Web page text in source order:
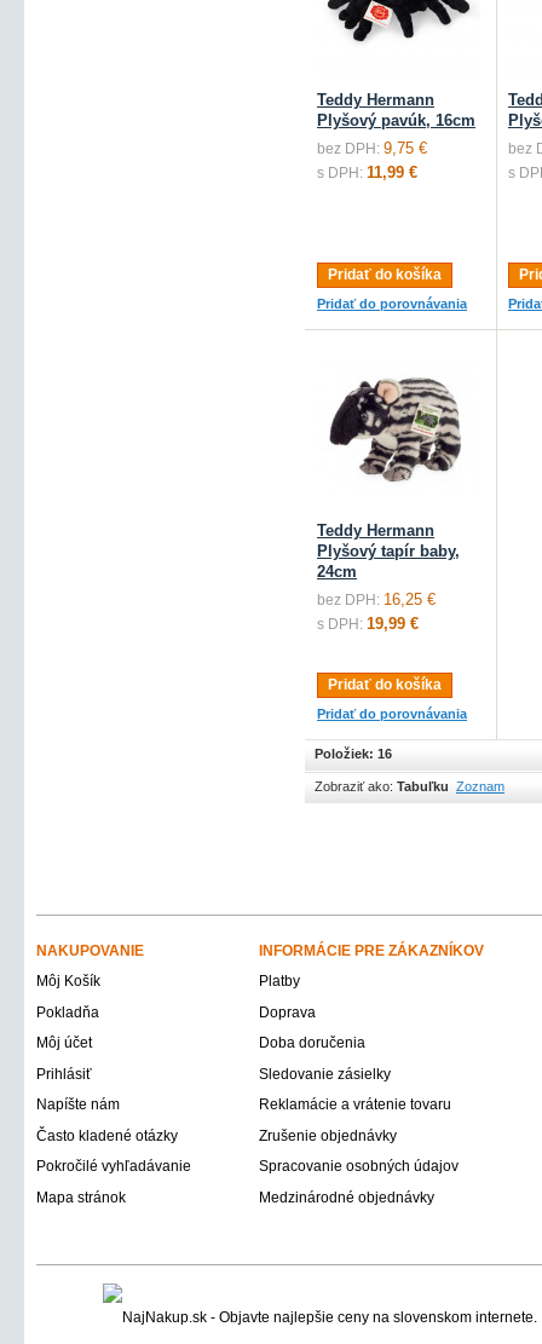
Teddy Hermann
Plyšový pavúk, 16cm
bez DPH: 9,75 €
s DPH: 11,99 €
Pridať do košíka
Pridať do porovnávania
bez
s
Teddy Hermann
Plyšový tapír baby,
24cm
bez DPH: 16,25 €
s DPH: 19,99 €
Pridať do košíka
Pridať do porovnávania
Položiek: 16
Zobraziť ako: Tabuľku Zoznam
NAKUPOVANIE
INFORMÁCIE PRE ZÁKAZNÍKOV
Môj Košík
Platby
Pokladňa
Doprava
Môj účet
Doba doručenia
Prihlásiť
Sledovanie zásielky
Napíšte nám
Reklamácie a vrátenie tovaru
Často kladené otázky
Zrušenie objednávky
Pokročilé vyhľadávanie
Spracovanie osobných údajov
Mapa stránok
Medzinárodné objednávky